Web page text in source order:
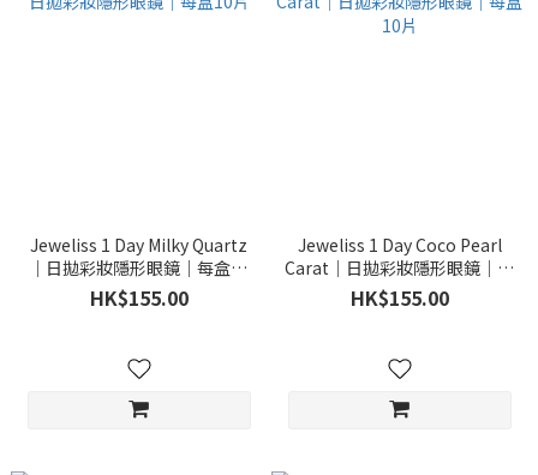
Jeweliss 1 Day Milky Quartz
｜日拋彩妝隱形眼鏡｜每盒10
片
HK$155.00
Jeweliss 1 Day Coco Pearl
Carat｜日拋彩妝隱形眼鏡｜每
盒10片
HK$155.00